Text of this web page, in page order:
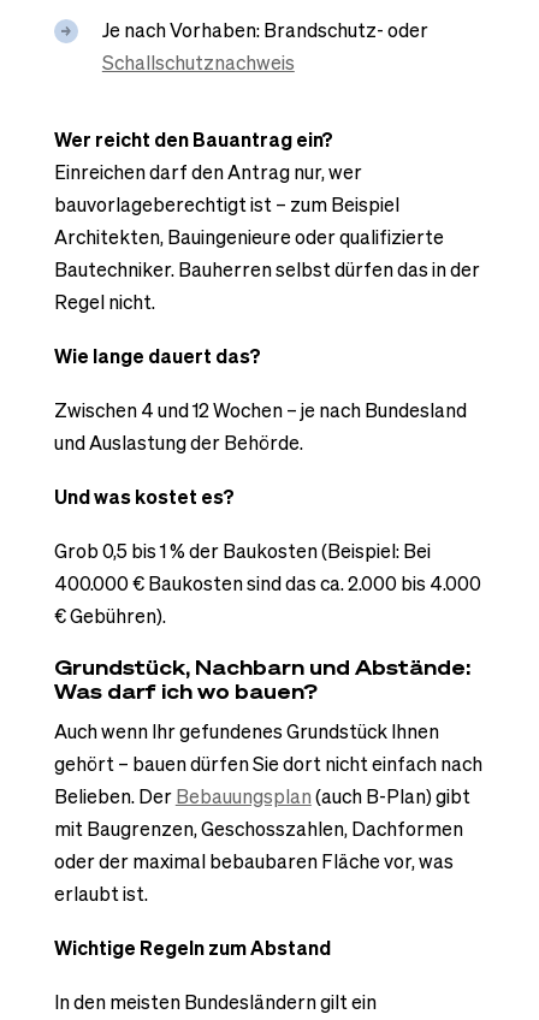
Je nach Vorhaben: Brandschutz- oder
Schallschutznachweis
Wer reicht den Bauantrag ein?
Einreichen darf den Antrag nur, wer
bauvorlageberechtigt ist – zum Beispiel
Architekten, Bauingenieure oder qualifizierte
Bautechniker. Bauherren selbst dürfen das in der
Regel nicht.
Wie lange dauert das?
Zwischen 4 und 12 Wochen – je nach Bundesland
und Auslastung der Behörde.
Und was kostet es?
Grob 0,5 bis 1 % der Baukosten (Beispiel: Bei
400.000 € Baukosten sind das ca. 2.000 bis 4.000
€ Gebühren).
Grundstück, Nachbarn und Abstände:
Was darf ich wo bauen?
Auch wenn Ihr gefundenes Grundstück Ihnen
gehört – bauen dürfen Sie dort nicht einfach nach
Belieben. DerBebauungsplan(auch B-Plan) gibt
mit Baugrenzen, Geschosszahlen, Dachformen
oder der maximal bebaubaren Fläche vor, was
erlaubt ist.
Wichtige Regeln zum Abstand
In den meisten Bundesländern gilt ein